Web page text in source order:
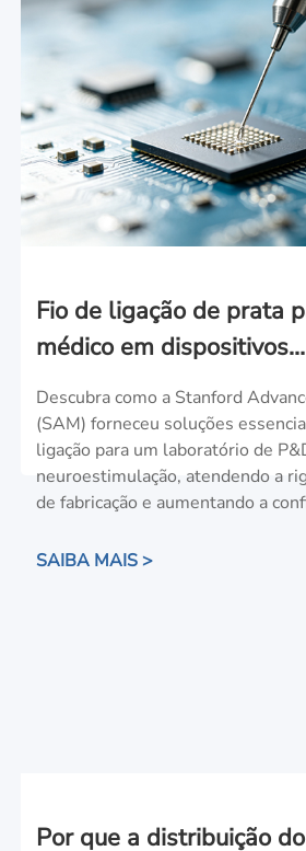
Fio de ligação de prata
médico em dispositivos
neuroestimuladores
Descubra como a Stanford
(SAM) forneceu soluções
ligação para um laboratório de
neuroestimulação, atendendo a
de fabricação e aumentando a
SAIBA MAIS >
Por que a distribuição